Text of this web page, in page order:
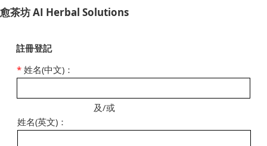
​愈茶坊 AI Herbal Solutions
註冊登記
* 姓名(中文)：
及/或
姓名(英文)：